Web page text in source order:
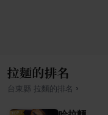
拉麵的排名
台東縣 拉麵的排名 ›